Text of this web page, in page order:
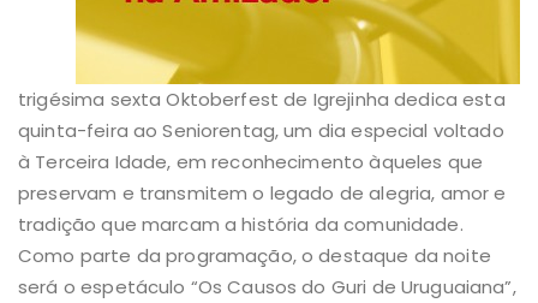
trigésima sexta Oktoberfest de Igrejinha dedica esta
quinta-feira ao Seniorentag, um dia especial voltado
à Terceira Idade, em reconhecimento àqueles que
preservam e transmitem o legado de alegria, amor e
tradição que marcam a história da comunidade.
Como parte da programação, o destaque da noite
será o espetáculo “Os Causos do Guri de Uruguaiana”,